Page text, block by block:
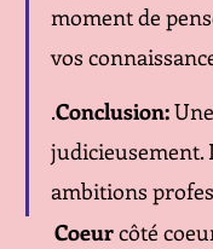
moment de
vos
.Conclusion:
judicieusement.
ambitions
Coeur côté